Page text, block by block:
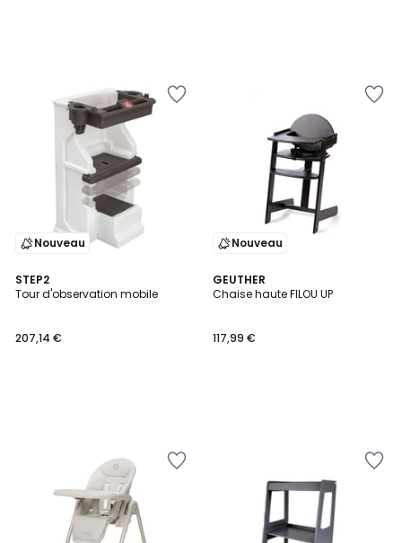
Nouveau
STEP2
Tour d'observation mobile
207,14 €
Nouveau
GEUTHER
Chaise haute FILOU UP
117,99 €